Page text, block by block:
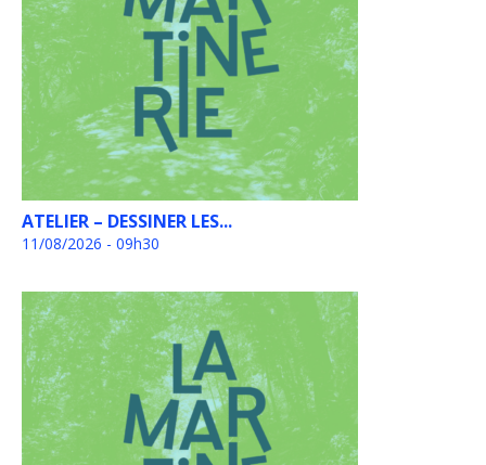
ATELIER – DESSINER LES...
11/08/2026 - 09h30